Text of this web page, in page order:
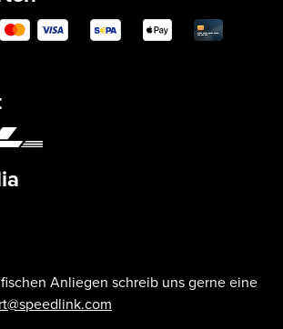
Anliegen schreib uns gerne eine